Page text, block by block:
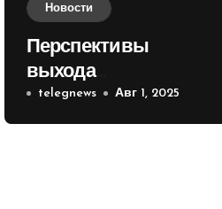
Новости
Перспективы
выхода
российских войск к
Киеву зимой
telegnews Авг 1, 2025